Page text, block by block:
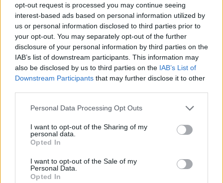
opt-out request is processed you may continue seeing
interest-based ads based on personal information utilized by
us or personal information disclosed to third parties prior to
your opt-out. You may separately opt-out of the further
disclosure of your personal information by third parties on the
IAB’s list of downstream participants. This information may
also be disclosed by us to third parties on the IAB’s List of
Downstream Participants that may further disclose it to other
Personal Data Processing Opt Outs
I want to opt-out of the Sharing of my
personal data.
Opted In
I want to opt-out of the Sale of my
Personal Data.
Opted In
Αν θες να μάθεις τι θα πει ζωή, καλύτερα πάρε